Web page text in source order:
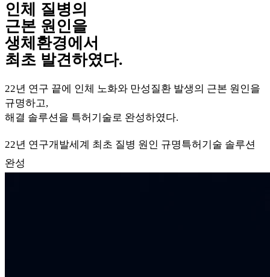
인체 질병의
근본 원인을
생체환경에서
최초 발견하였다.
22년 연구 끝에 인체 노화와 만성질환 발생의 근본 원인을
규명하고,
해결 솔루션을 특허기술로 완성하였다.
22년 연구개발세계 최초 질병 원인 규명특허기술 솔루션
완성